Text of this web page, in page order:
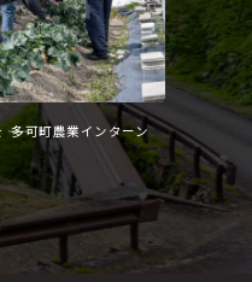
多可町農業インターン